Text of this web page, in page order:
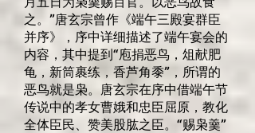
之。”唐玄宗曾作《端午三殿宴群臣
并序》，序中详细描述了端午宴会的
内容，其中提到“庖捐恶鸟，俎献肥
龟，新筒裹练，香芦角黍”，所谓的
恶鸟就是枭。唐玄宗在序中借端午节
传说中的孝女曹娥和忠臣屈原，教化
全体臣民、赞美股肱之臣。“赐枭羹”